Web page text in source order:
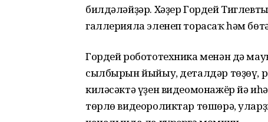
билдәләйҙәр. Хәҙер Гордей
галлерияла эленеп торасаҡ һәм
Гордей робототехника менән дә
сылбырын йыйыу, деталдәр төҙөү,
киләсәктә үҙен видеомонажёр йә
төрлө видеороликтар төшөрә,